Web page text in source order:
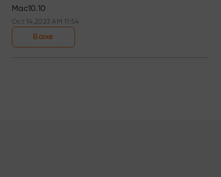
Mac10.10
Oct 14,2023 AM 11:54
Baixe